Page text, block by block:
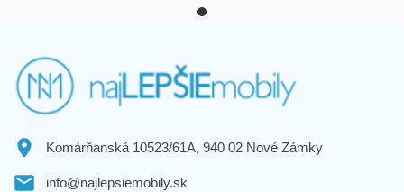
Komárňanská 10523/61A, 940 02 Nové Zámky
info@najlepsiemobily.sk